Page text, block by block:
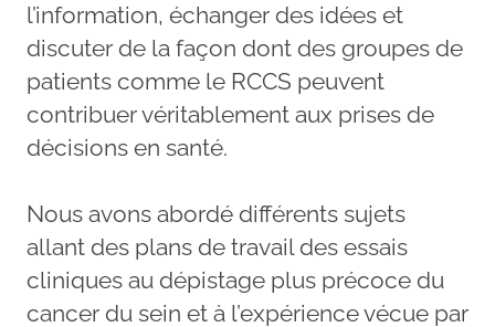
l’information, échanger des idées et
discuter de la façon dont des groupes de
patients comme le RCCS peuvent
contribuer véritablement aux prises de
décisions en santé.
Nous avons abordé différents sujets
allant des plans de travail des essais
cliniques au dépistage plus précoce du
cancer du sein et à l’expérience vécue par